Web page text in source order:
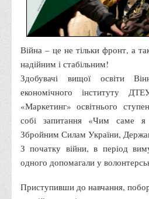
наркотики. Врятуй чиєсь життя
Контакти
3D тур
SEL
Smart Electronic Learning
Структура
Адміністрація
Факультети
Війна – це не тільки фронт, а
надійним і стабільним!
Здобувачі вищої освіти
економічного інституту
«Маркетинг» освітнього
собі запитання «Чим саме
Збройним Силам України,
З початку війни, в період
одного допомагали у
Приступивши до навчання,